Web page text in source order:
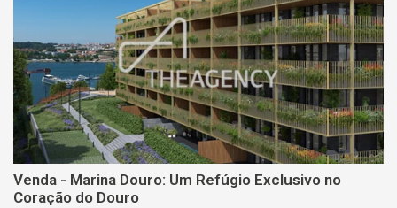
Venda - Marina Douro: Um Refúgio Exclusivo no
Coração do Douro